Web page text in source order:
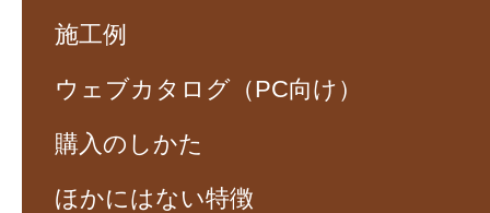
施工例
ウェブカタログ（PC向け）
購入のしかた
ほかにはない特徴